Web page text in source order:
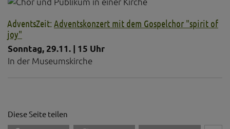
AdventsZeit: Adventskonzert mit dem Gospelchor "spirit of
joy"
Sonntag, 29.11. | 15 Uhr
In der Museumskirche
Diese Seite teilen